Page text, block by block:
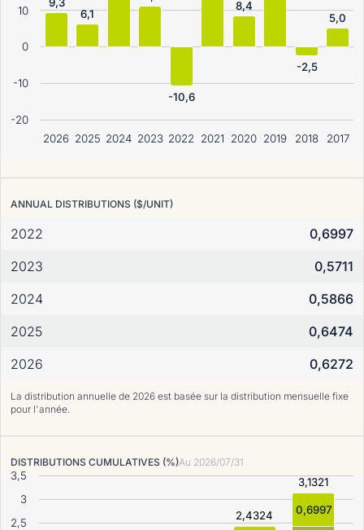
2026 2025 2024 2023 2022 2021 2020 2019 2018 2017
-20
-10
0
10
6,1
-10,6
8,4
-2,5
5,0
ANNUAL DISTRIBUTIONS ($/UNIT)
2022
0,6997
2023
0,5711
2024
0,5866
2025
0,6474
2026
0,6272
La distribution annuelle de 2026 est basée sur la distribution mensuelle fixe
pour l'année.
DISTRIBUTIONS CUMULATIVES (%)Au 2026/07/31
2,4324
3,1321
2,5
3
3,5
0,6997